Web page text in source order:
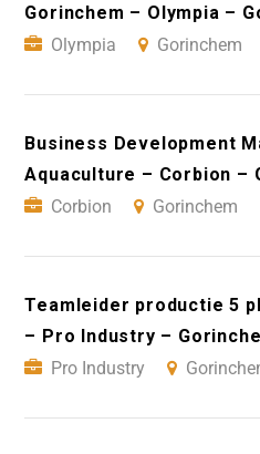
Gorinchem – Olympia –
Olympia
Gorinchem
Business Development
Aquaculture – Corbion –
Corbion
Gorinchem
Teamleider productie 5
– Pro Industry –
Pro Industry